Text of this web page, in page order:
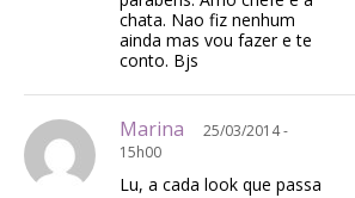
chata. Nao fiz nenhum
ainda mas vou fazer e te
conto. Bjs
Marina
25/03/2014 -
15h00
Lu, a cada look que passa